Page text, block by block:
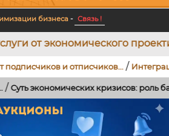
бизнеса - Связь !
проектирования до
и отписчиков.../Интеграция
кризисов: роль банков,